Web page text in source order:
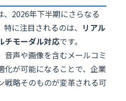
、2026年下半期にさらなる
に注目されるのは、 リアル
チモーダル対応です。
音声や画像を含むメールコミ
化が可能になることで、企業
戦略そのものが変革される可